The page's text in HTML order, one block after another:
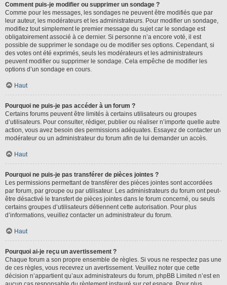
Comment puis-je modifier ou supprimer un sondage ?
Comme pour les messages, les sondages ne peuvent être modifiés que par
leur auteur, les modérateurs et les administrateurs. Pour modifier un sondage,
modifiez tout simplement le premier message du sujet car le sondage est
obligatoirement associé à ce dernier. Si personne n’a encore voté, il est
possible de supprimer le sondage ou de modifier ses options. Cependant, si
des votes ont été exprimés, seuls les modérateurs et les administrateurs
peuvent modifier ou supprimer le sondage. Cela empêche de modifier les
options d’un sondage en cours.
Haut
Pourquoi ne puis-je pas accéder à un forum ?
Certains forums peuvent être limités à certains utilisateurs ou groupes
d’utilisateurs. Pour consulter, rédiger, publier ou réaliser n’importe quelle autre
action, vous avez besoin des permissions adéquates. Essayez de contacter un
modérateur ou un administrateur du forum afin de lui demander un accès.
Haut
Pourquoi ne puis-je pas transférer de pièces jointes ?
Les permissions permettant de transférer des pièces jointes sont accordées
par forum, par groupe ou par utilisateur. Les administrateurs du forum ont peut-
être désactivé le transfert de pièces jointes dans le forum concerné, ou seuls
certains groupes d’utilisateurs détiennent cette autorisation. Pour plus
d’informations, veuillez contacter un administrateur du forum.
Haut
Pourquoi ai-je reçu un avertissement ?
Chaque forum a son propre ensemble de règles. Si vous ne respectez pas une
de ces règles, vous recevrez un avertissement. Veuillez noter que cette
décision n’appartient qu’aux administrateurs du forum, phpBB Limited n’est en